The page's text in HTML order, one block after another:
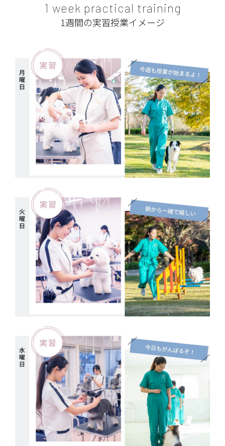
1 week practical training
1週間の実習授業イメージ